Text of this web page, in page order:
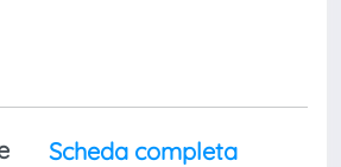
Scheda completa